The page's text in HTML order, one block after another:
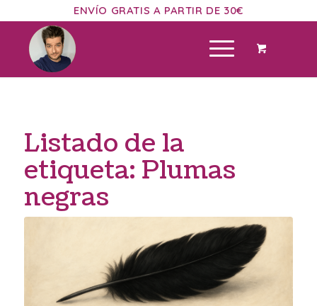
ENVÍO GRATIS A PARTIR DE 30€
Listado de la
etiqueta: Plumas
negras